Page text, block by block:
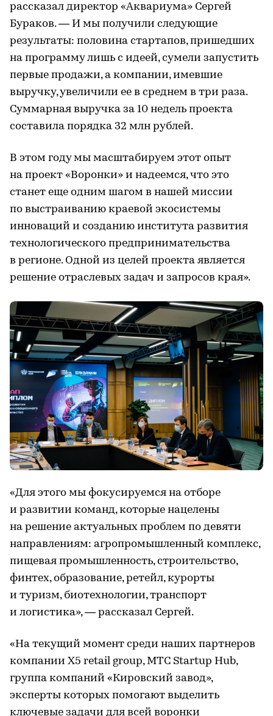
рассказал директор «Аквариума» Сергей
Бураков. — И мы получили следующие
результаты: половина стартапов, пришедших
на программу лишь с идеей, сумели запустить
первые продажи, а компании, имевшие
выручку, увеличили ее в среднем в три раза.
Суммарная выручка за 10 недель проекта
составила порядка 32 млн рублей.
В этом году мы масштабируем этот опыт
на проект «Воронки» и надеемся, что это
станет еще одним шагом в нашей миссии
по выстраиванию краевой экосистемы
инноваций и созданию института развития
технологического предпринимательства
в регионе. Одной из целей проекта является
решение отраслевых задач и запросов края».
«Для этого мы фокусируемся на отборе
и развитии команд, которые нацелены
на решение актуальных проблем по девяти
направлениям: агропромышленный комплекс,
пищевая промышленность, строительство,
финтех, образование, ретейл, курорты
и туризм, биотехнологии, транспорт
и логистика», — рассказал Сергей.
«На текущий момент среди наших партнеров
компании X5 retail group, МТС Startup Hub,
группа компаний «Кировский завод»,
эксперты которых помогают выделить
ключевые задачи для всей воронки